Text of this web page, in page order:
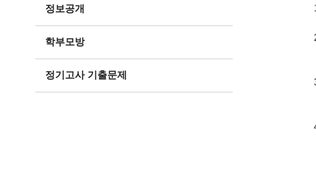
정보공개
학부모방
정기고사 기출문제